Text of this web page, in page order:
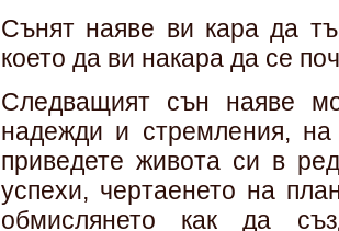
Сънят наяве ви кара да
което да ви накара да се
Следващият сън наяве
надежди и стремления,
приведете живота си в
успехи, чертаенето на
обмислянето как да